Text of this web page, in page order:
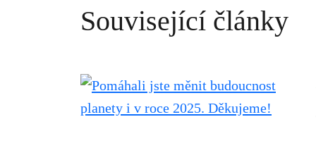
Související články